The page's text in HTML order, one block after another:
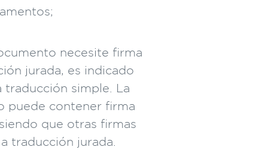
necesite firma
jurada, es indicado
simple. La
puede contener firma
que otras firmas
traducción jurada.